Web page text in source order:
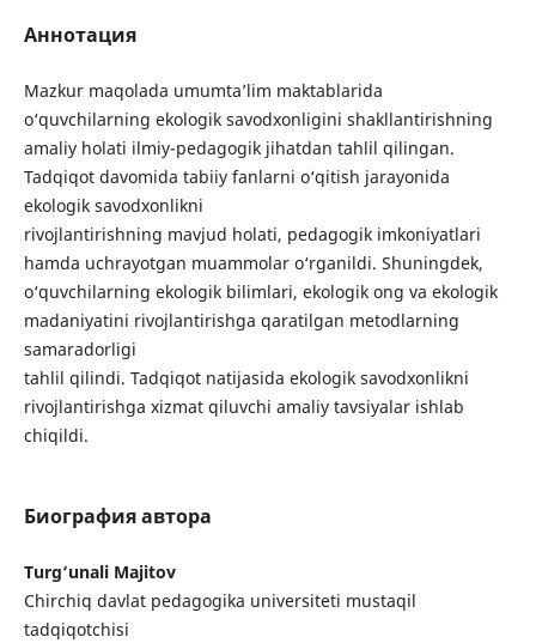
Аннотация
Mazkur maqolada umumta’lim maktablarida
o‘quvchilarning ekologik savodxonligini shakllantirishning
amaliy holati ilmiy-pedagogik jihatdan tahlil qilingan.
Tadqiqot davomida tabiiy fanlarni o‘qitish jarayonida
ekologik savodxonlikni
rivojlantirishning mavjud holati, pedagogik imkoniyatlari
hamda uchrayotgan muammolar o‘rganildi. Shuningdek,
o‘quvchilarning ekologik bilimlari, ekologik ong va ekologik
madaniyatini rivojlantirishga qaratilgan metodlarning
samaradorligi
tahlil qilindi. Tadqiqot natijasida ekologik savodxonlikni
rivojlantirishga xizmat qiluvchi amaliy tavsiyalar ishlab
chiqildi.
Биография автора
Turg‘unali Majitov
Chirchiq davlat pedagogika universiteti mustaqil
tadqiqotchisi